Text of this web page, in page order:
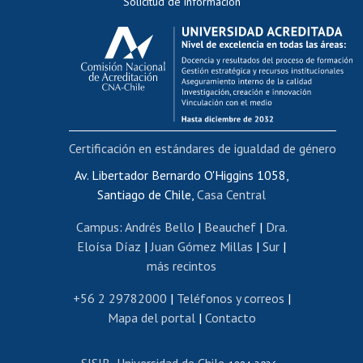
Calificación académica
Postulación al AUCAI
Funcionarias/os
Cursos internos de capacitación
Bienestar del personal
Portal de movilidad interna
Certificado de renta
Certificado de renta honorarios
Editar páginas blancas
Extranjeras/os
Revalidación y reconocimiento de títulos
Postulación al Programa de Movilidad Estudiantil
Av. Libertador Bernardo O'Higgins 1058,
Santiago de Chile, Casa Central
Campus: Andrés Bello | Beauchef| Dra.
Eloísa Díaz |Juan Gómez Millas | Sur |
más recintos
+56 2 29782000 | Teléfonos y correos |
Mapa del portal| Contacto
Certificación en estándares de igualdad de género